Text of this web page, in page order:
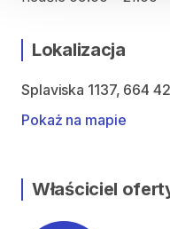
Lokalizacja
Splaviska 1137, 664
Pokaż na mapie
Właściciel